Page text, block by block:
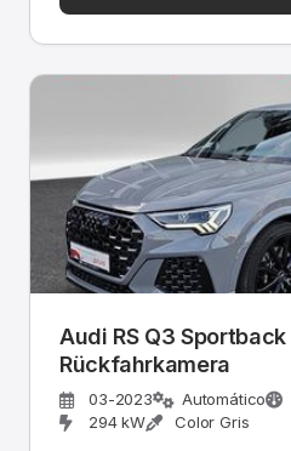
Audi RS Q3
Rückfahrkamera
03-2023 Automático
294 kW
Color Gris